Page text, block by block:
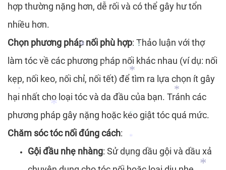
*
*
*
*
*
*
hợp thường nặng hơn, dễ rối và có thể gây hư tổn
nhiều hơn.
Chọn phương pháp nối phù hợp: Thảo luận với thợ
làm tóc về các phương pháp nối khác nhau (ví dụ: nối
kẹp, nối keo, nối chỉ, nối tết) để tìm ra lựa chọn ít gây
hại nhất cho loại tóc và da đầu của bạn. Tránh các
phương pháp gây nặng hoặc kéo giật tóc quá mức.
Chăm sóc tóc nối đúng cách:
Gội đầu nhẹ nhàng: Sử dụng dầu gội và dầu xả